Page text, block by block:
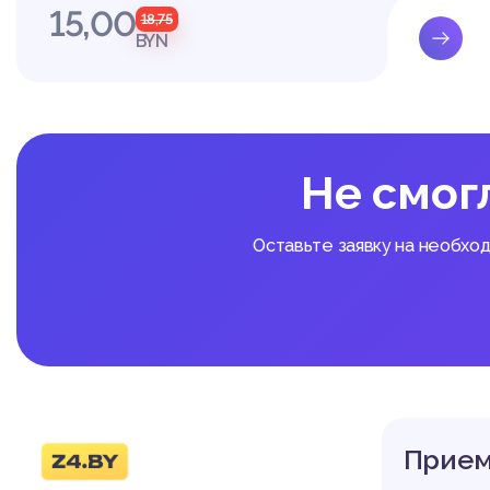
15,00 18,75
BYN
Не
Оставьте заявку на